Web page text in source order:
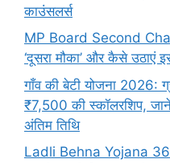
काउंसलर्स
MP Board Second
‘दूसरा मौका’ और कैसे उठाएं
गाँव की बेटी योजना 2026:
₹7,500 की स्कॉलरशिप,
अंतिम तिथि
Ladli Behna Yojana